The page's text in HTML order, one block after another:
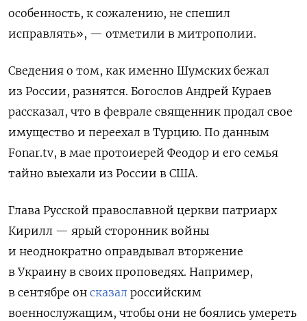
особенность, к сожалению, не спешил
исправлять», — отметили в митрополии.
Сведения о том, как именно Шумских бежал
из России, разнятся. Богослов Андрей Кураев
рассказал, что в феврале священник продал свое
имущество и переехал в Турцию. По данным
Fonar.tv, в мае протоиерей Феодор и его семья
тайно выехали из России в США.
Глава Русской православной церкви патриарх
Кирилл — ярый сторонник войны
и неоднократно оправдывал вторжение
в Украину в своих проповедях. Например,
в сентябре он сказал российским
военнослужащим, чтобы они не боялись умереть